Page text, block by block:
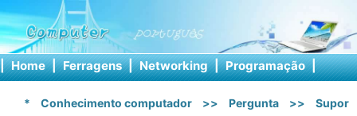
| Home | Ferragens | Networking | Programação |
* Conhecimento computador >> Pergunta >>